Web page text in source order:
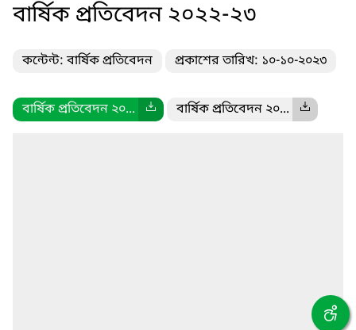
বার্ষিক প্রতিবেদন ২০২২-২৩
কন্টেন্ট: বার্ষিক প্রতিবেদন প্রকাশের তারিখ: ১০-১০-২০২৩
বার্ষিক প্রতিবেদন ২০... বার্ষিক প্রতিবেদন ২০...